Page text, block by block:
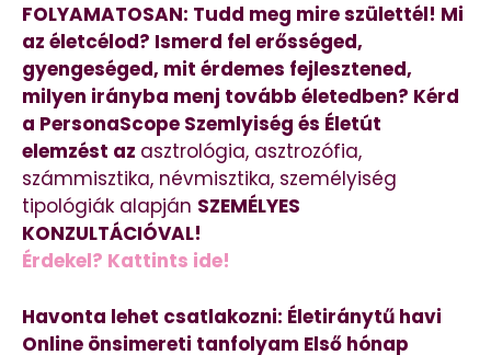
FOLYAMATOSAN: Tudd meg mire születtél! Mi
az életcélod? Ismerd fel erősséged,
gyengeséged, mit érdemes fejlesztened,
milyen irányba menj tovább életedben? Kérd
a PersonaScope Szemlyiség és Életút
elemzést az asztrológia, asztrozófia,
számmisztika, névmisztika, személyiség
tipológiák alapján SZEMÉLYES
KONZULTÁCIÓVAL!
Érdekel? Kattints ide!
Havonta lehet csatlakozni: Életiránytű havi
Online önsimereti tanfolyam Első hónap